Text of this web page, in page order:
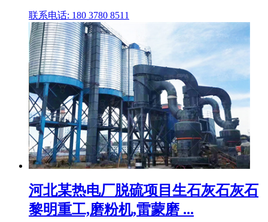
联系电话: 180 3780 8511
河北某热电厂脱硫项目生石灰石灰石
黎明重工,磨粉机,雷蒙磨 ...